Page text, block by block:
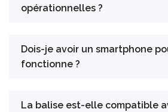
opérationnelles ?
Dois-je avoir un smartphone
fonctionne ?
La balise est-elle compatible